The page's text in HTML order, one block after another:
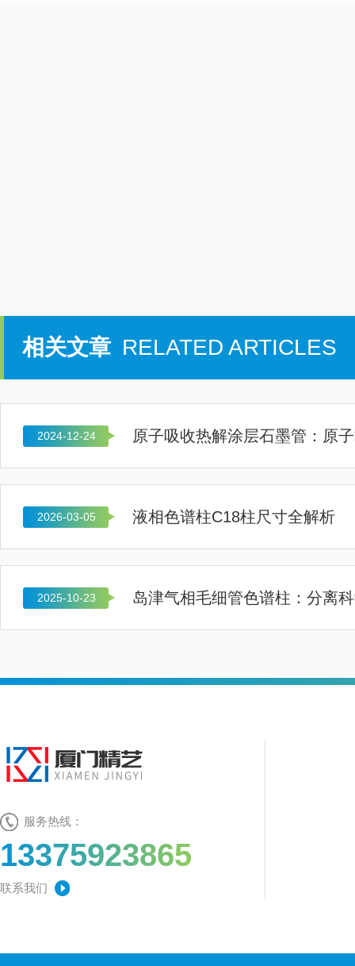
相关文章 RELATED ARTICLES
2024-12-24
2026-03-05 液相色谱柱C18柱尺寸全解析
2025-10-23 岛津气相毛细管色谱柱：分离
服务热线：
13375923865
联系我们